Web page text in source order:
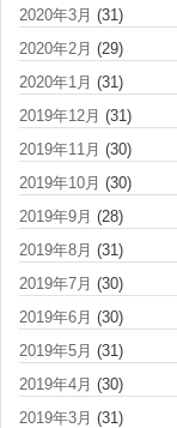
2020年3月 (31)
2020年2月 (29)
2020年1月 (31)
2019年12月 (31)
2019年11月 (30)
2019年10月 (30)
2019年9月 (28)
2019年8月 (31)
2019年7月 (30)
2019年6月 (30)
2019年5月 (31)
2019年4月 (30)
2019年3月 (31)